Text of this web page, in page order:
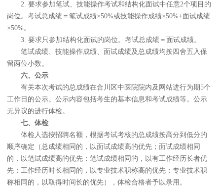
2. 要求参加笔试、技能操作考试和结构化面试中任意2个项目的
岗位。考试总成绩＝笔试成绩×50%或技能操作成绩×50%+面试成绩
×50%。
3. 要求只参加结构化面试的岗位。考试总成绩＝面试成绩。
笔试成绩、技能操作成绩、面试成绩及总成绩均按四舍五入保
留两位小数。
六、 公示
有关本次考试的总成绩在合川区中医院院内及网站进行为期5个
工作日的公示。公示内容包括考生的基本信息和考试成绩等。公示
无异议的进行体检。
七、 体检
体检人选按招聘名额，根据考试考核的总成绩按高分到低分的
顺序确定（总成绩相同的，以面试成绩高的优先；面试成绩相同
的，以笔试成绩高的优先；笔试成绩相同的，以有工作经历长者优
先；工作经历时长相同的，以专业技术职称高的优先；专业技术职
称相同的，以取得时间长的优先），体检合格者予以录用。